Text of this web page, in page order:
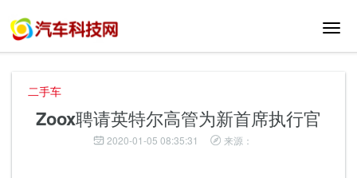
切
二手车
Zoox聘请英特尔高管为新首席执行官
2020-01-05 08:35:31 来源：